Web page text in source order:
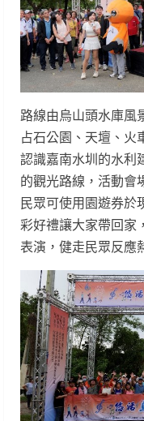
路線由烏山頭水庫風
占石公園、天壇、火
認識嘉南水圳的水利
的觀光路線，活動會
民眾可使用園遊券於
彩好禮讓大家帶回家
表演，健走民眾反應